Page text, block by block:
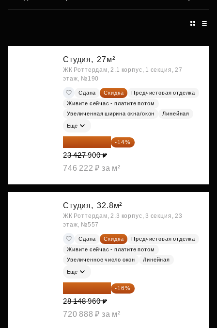
Студия, 27м²
ЖК Роттердам, 2.1 корпус, 1 секция, 27
этаж, №190
Сдана Скидка
Предчистовая отделка
Живите сейчас - платите потом
Увеличенная ширина окна/окон
Линейная
Ещё
20 147 994 ₽ -14%
23 427 900 ₽
746 222 ₽ за м²
Студия, 32.8м²
ЖК Роттердам, 2.3 корпус, 3 секция, 23
этаж, №557
Сдана Скидка
Предчистовая отделка
Живите сейчас - платите потом
Увеличенное число окон
Линейная
Ещё
23 645 126 ₽ -16%
28 148 960 ₽
720 888 ₽ за м²